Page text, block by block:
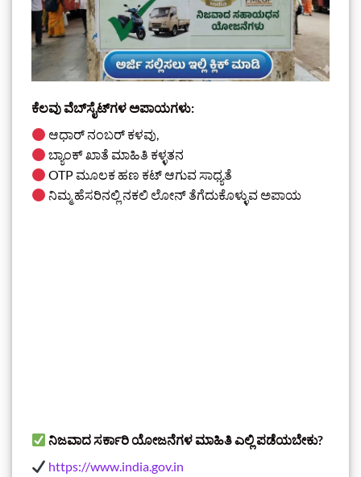
ಕೆಲವು ವೆಬ್‌ಸೈಟ್‌ಗಳ ಅಪಾಯಗಳು:
ಆಧಾರ್ ನಂಬರ್ ಕಳವು,
ಬ್ಯಾಂಕ್ ಖಾತೆ ಮಾಹಿತಿ ಕಳ್ಳತನ
OTP ಮೂಲಕ ಹಣ ಕಟ್ ಆಗುವ ಸಾಧ್ಯತೆ
ನಿಮ್ಮ ಹೆಸರಿನಲ್ಲಿ ನಕಲಿ ಲೋನ್ ತೆಗೆದುಕೊಳ್ಳುವ ಅಪಾಯ
ನಿಜವಾದ ಸರ್ಕಾರಿ ಯೋಜನೆಗಳ ಮಾಹಿತಿ ಎಲ್ಲಿ ಪಡೆಯಬೇಕು?
https://www.india.gov.in